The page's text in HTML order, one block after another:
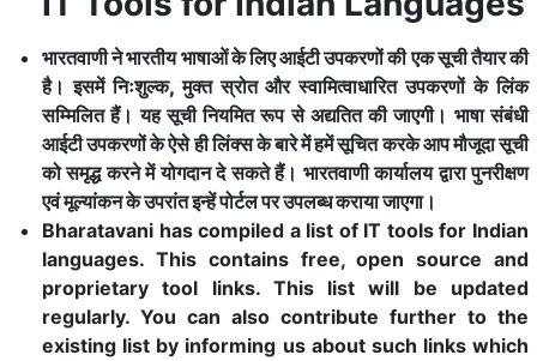
भारतवाणी ने भारतीय भाषाओं के लिए आईटी उपकरणों की एक सूची तैयार की
है। इसमें निःशुल्क, मुक्त स्रोत और स्वामित्वाधारित उपकरणों के लिंक
सम्मिलित हैं। यह सूची नियमित रूप से अद्यतित की जाएगी। भाषा संबंधी
आईटी उपकरणों के ऐसे ही लिंक्स के बारे में हमें सूचित करके आप मौजूदा सूची
को समृद्ध करने में योगदान दे सकते हैं। भारतवाणी कार्यालय द्वारा पुनरीक्षण
एवं मूल्यांकन के उपरांत इन्हें पोर्टल पर उपलब्ध कराया जाएगा।
Bharatavani has compiled a list of IT tools for Indian
languages. This contains free, open source and
proprietary tool links. This list will be updated
regularly. You can also contribute further to the
existing list by informing us about such links which